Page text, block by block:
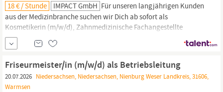
18 € / Stunde IMPACT GmbH Für unseren langjährigen Kunden
aus der Medizinbranche suchen wir Dich ab sofort als
Kosmetikerin (m/w/d), Zahnmedizinische Fachangestellte
(m/w/d),
Friseur (m/w/d) oder Podologe (m/w/d) in Vollzeit am
Standort Buxtehude. Unser Kunde sucht langfristig und plant
eine Übernahme. Verdiene bis zu 18 € pro Stunde 2-
Schichtbetrieb.
Friseurmeister/in (m/w/d) als Betriebsleitung
20.07.2026 Niedersachsen, Niedersachsen, Nienburg Weser Landkreis, 31606,
Warmsen